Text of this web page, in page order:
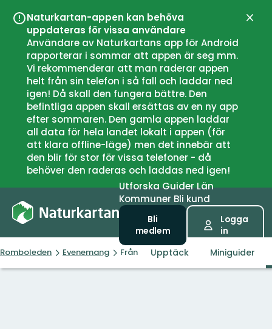
Naturkartan-appen kan behöva
uppdateras för vissa användare
Användare av Naturkartans app för Android
rapporterar i sommar att appen är seg mm.
Vi rekommenderar att man raderar appen
helt från sin telefon i så fall och laddar ned
igen! Då skall den fungera bättre. Den
befintliga appen skall ersättas av en ny app
efter sommaren. Den gamla appen laddar
all data för hela landet lokalt i appen (för
att klara offline-läge) men det innebär att
den blir för stor för vissa telefoner - då
behöver den raderas och laddas ned igen!
UtforskaGuiderLän
Kommuner Bli kund
Bli
medlem
Logga
in
Romboleden Evenemang Från svenska gränsen till
Upptäck Miniguider